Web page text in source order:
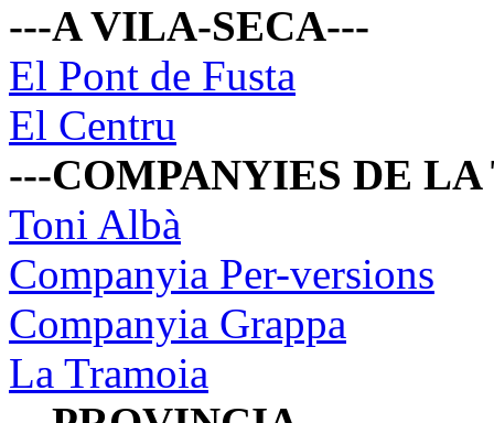
---A VILA-SECA---
El Pont de Fusta
El Centru
---COMPANYIES DE
Toni Albà
Companyia Per-versions
Companyia Grappa
La Tramoia